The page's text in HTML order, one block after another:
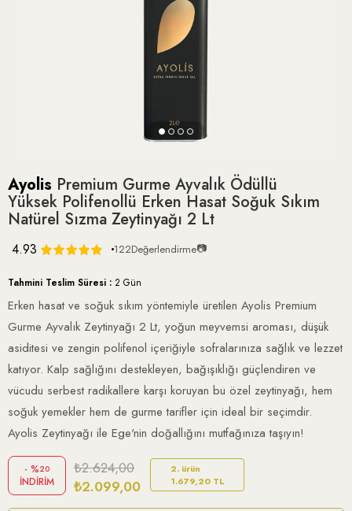
Ayolis Premium Gurme Ayvalık Ödüllü
Yüksek Polifenollü Erken Hasat Soğuk Sıkım
Natürel Sızma Zeytinyağı 2 Lt
4.93 122Değerlendirme📷
Tahmini Teslim Süresi : 2 Gün
Erken hasat ve soğuk sıkım yöntemiyle üretilen Ayolis Premium
Gurme Ayvalık Zeytinyağı 2 Lt, yoğun meyvemsi aroması, düşük
asiditesi ve zengin polifenol içeriğiyle sofralarınıza sağlık ve lezzet
katıyor. Kalp sağlığını destekleyen, bağışıklığı güçlendiren ve
vücudu serbest radikallere karşı koruyan bu özel zeytinyağı, hem
soğuk yemekler hem de gurme tarifler için ideal bir seçimdir.
Ayolis Zeytinyağı ile Ege'nin doğallığını mutfağınıza taşıyın!
%20
İNDIRIM
₺2.624,00
₺2.099,00
2. ürün
1.679,20 TL